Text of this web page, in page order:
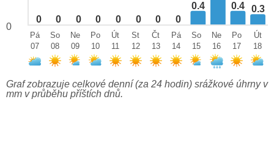
0 0 0 0 0 0 0 0
0.4 0.4 0.3
0
Pá
07
So
08
Ne
09
Po
10
Út
11
St
12
Čt
13
Pá
14
So
15
Ne
16
Po
17
Út
18
Graf zobrazuje celkové denní (za 24 hodin) srážkové úhrny v
mm v průběhu příštích dnů.